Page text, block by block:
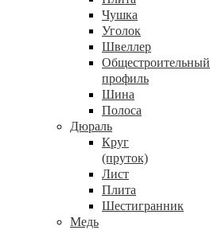
Чушка
Уголок
Швеллер
Общестроительный
профиль
Шина
Полоса
Дюраль
Круг
(пруток)
Лист
Плита
Шестигранник
Медь